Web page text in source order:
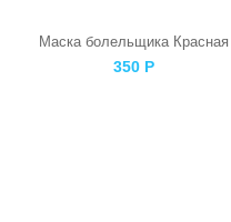
Маска болельщика Красная
350 Р